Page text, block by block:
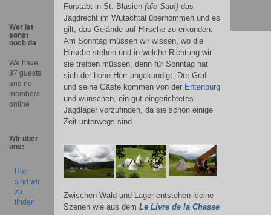
Fürstabt in St. Blasien (die Sau!)das
Jagdrecht im Wutachtal übernommen und es
gilt, das Gelände auf Hirsche zu erkunden.
Am Sonntag müssen wir wissen, wo die
Hirsche stehen und in welche Richtung wir
sie treiben müssen, denn für Sonntag hat
sich der hohe Herr angekündigt. Der Graf
und seine Gäste kommen von der Entenburg
und wünschen, ein gut eingerichtetes
Jagdlager vorzufinden, da sie schon einige
Zeit unterwegs sind.
Zwischen Wald und Lager entstehen kleine
Szenen wie aus dem Le Livre de la Chasse
Wer ist
sonst
noch da
We have
87 guests
and no
members
online
Wir über
uns:
Hier
sind wir
zu
finden